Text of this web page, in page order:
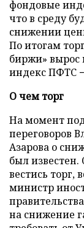
фондовые
что в среду
снижении
По итогам
биржи» вырос
индекс ПФТС −
О чем торг
На момент
переговоров
Азарова о
был известен.
вестись торг,
министр
на снижение